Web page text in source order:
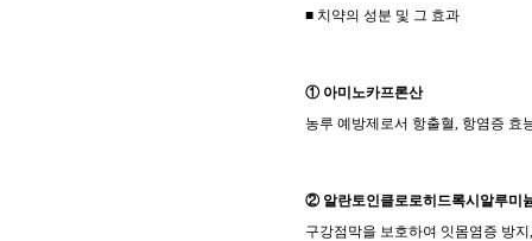
■ 치약의 성분 및 그 효과
① 아미노카프론산
농루 예방제로서 항출혈, 항염증 효
② 알란토인클로로히드록시알루미
구강점막을 보호하여 잇몸염증 방지